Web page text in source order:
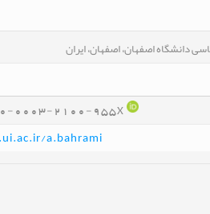
دانشگاه اصفهان، اصفهان، ایران
0003-2100-955X
a.bahrami